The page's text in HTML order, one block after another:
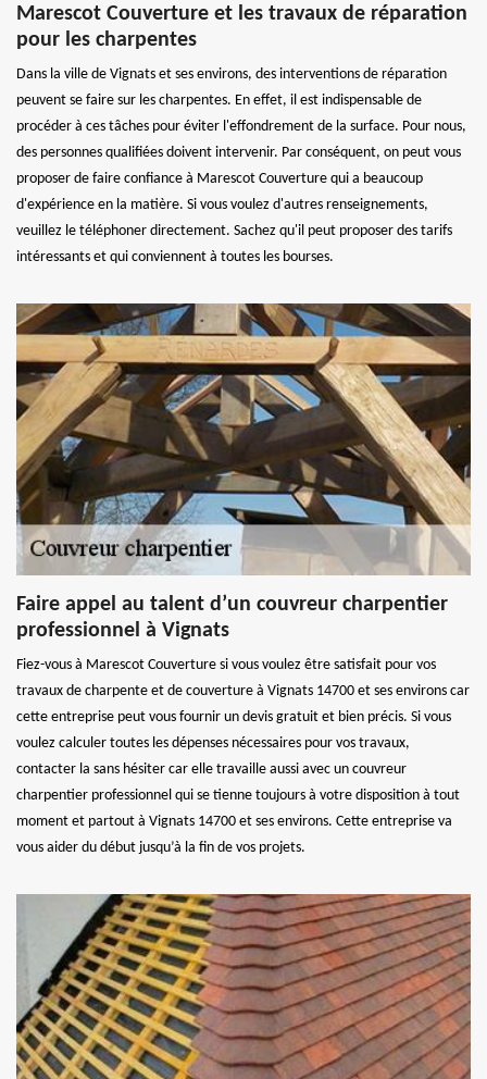
Marescot Couverture et les travaux de réparation
pour les charpentes
Dans la ville de Vignats et ses environs, des interventions de réparation
peuvent se faire sur les charpentes. En effet, il est indispensable de
procéder à ces tâches pour éviter l'effondrement de la surface. Pour nous,
des personnes qualifiées doivent intervenir. Par conséquent, on peut vous
proposer de faire confiance à Marescot Couverture qui a beaucoup
d'expérience en la matière. Si vous voulez d'autres renseignements,
veuillez le téléphoner directement. Sachez qu'il peut proposer des tarifs
intéressants et qui conviennent à toutes les bourses.
Faire appel au talent d’un couvreur charpentier
professionnel à Vignats
Fiez-vous à Marescot Couverture si vous voulez être satisfait pour vos
travaux de charpente et de couverture à Vignats 14700 et ses environs car
cette entreprise peut vous fournir un devis gratuit et bien précis. Si vous
voulez calculer toutes les dépenses nécessaires pour vos travaux,
contacter la sans hésiter car elle travaille aussi avec un couvreur
charpentier professionnel qui se tienne toujours à votre disposition à tout
moment et partout à Vignats 14700 et ses environs. Cette entreprise va
vous aider du début jusqu’à la fin de vos projets.